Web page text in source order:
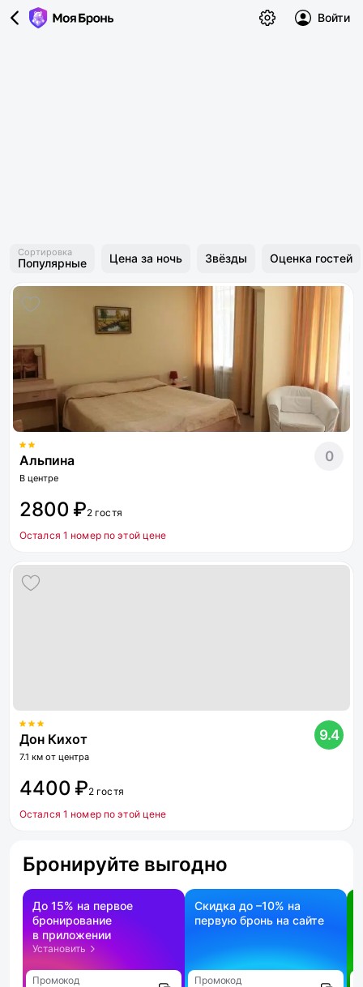
Войти
Сортировка
Популярные Цена за ночь Звёзды Оценка гостей
Альпина
В центре
0
2800 ₽2 гостя
Остался 1 номер по этой цене
Дон Кихот
7.1 км от центра
9.4
4400 ₽2 гостя
Остался 1 номер по этой цене
Бронируйте выгодно
До 15% на первое
бронирование
в приложении
Установить
Промокод
Скидка до –10% на
первую бронь на сайте
Промокод